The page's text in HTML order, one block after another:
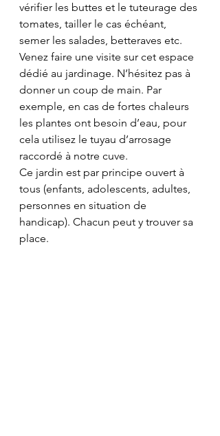
vérifier les buttes et le tuteurage des
tomates, tailler le cas échéant,
semer les salades, betteraves etc.
Venez faire une visite sur cet espace
dédié au jardinage. N’hésitez pas à
donner un coup de main. Par
exemple, en cas de fortes chaleurs
les plantes ont besoin d’eau, pour
cela utilisez le tuyau d’arrosage
raccordé à notre cuve.
Ce jardin est par principe ouvert à
tous (enfants, adolescents, adultes,
personnes en situation de
handicap). Chacun peut y trouver sa
place.